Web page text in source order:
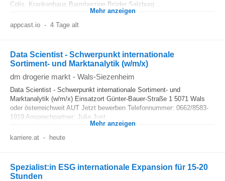
Colis, Krankenhaus Barmherzige Brüder Salzburg...
Mehr anzeigen
appcast.io - 4 Tage alt
Data Scientist - Schwerpunkt internationale
Sortiment- und Marktanalytik (w/m/x)
dm drogerie markt - Wals-Siezenheim
Data Scientist - Schwerpunkt internationale Sortiment- und
Marktanalytik (w/m/x) Einsatzort Günter-Bauer-Straße 1 5071 Wals
oder österreichweit AUT Jetzt bewerben Telefonnummer: 0662/8583-
1919 Ansprechpartner: Julia Just
Mehr anzeigen
karriere.at - heute
Spezialist:in ESG internationale Expansion für 15-20
Stunden